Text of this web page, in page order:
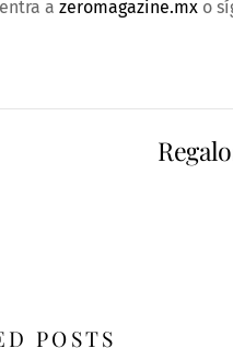
a zeromagazine.mx o
POSTS